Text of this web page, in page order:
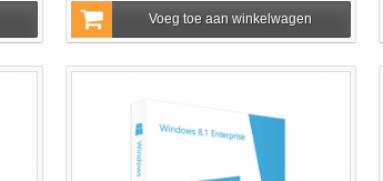
Voeg toe aan winkelwagen